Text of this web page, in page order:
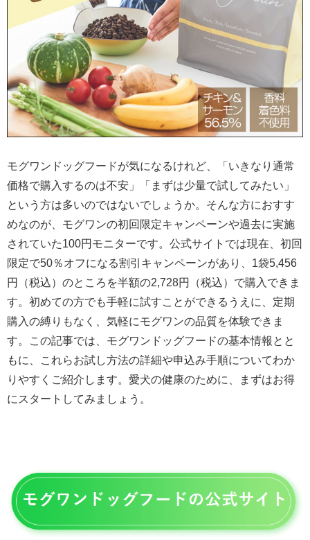
モグワンドッグフードが気になるけれど、「いきなり通常
価格で購入するのは不安」「まずは少量で試してみたい」
という方は多いのではないでしょうか。そんな方におすす
めなのが、モグワンの初回限定キャンペーンや過去に実施
されていた100円モニターです。公式サイトでは現在、初回
限定で50％オフになる割引キャンペーンがあり、1袋5,456
円（税込）のところを半額の2,728円（税込）で購入できま
す。初めての方でも手軽に試すことができるうえに、定期
購入の縛りもなく、気軽にモグワンの品質を体験できま
す。この記事では、モグワンドッグフードの基本情報とと
もに、これらお試し方法の詳細や申込み手順についてわか
りやすくご紹介します。愛犬の健康のために、まずはお得
にスタートしてみましょう。